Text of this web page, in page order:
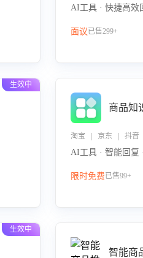
AI工具 · 快捷高效
面议已售299+
生效中
商品知
淘宝 | 京东 | 抖音
AI工具 · 智能回复
限时免费已售99+
生效中
智能商